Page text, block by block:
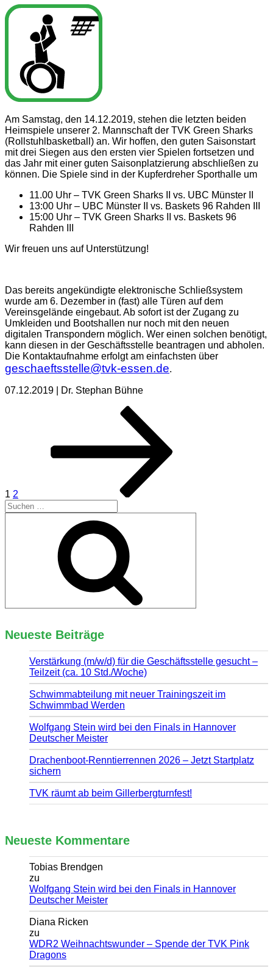
Am Samstag, den 14.12.2019, stehen die letzten beiden
Heimspiele unserer 2. Mannschaft der TVK Green Sharks
(Rollstuhlbasketball) an. Wir hoffen, den guten Saisonstart
mit drei Siegen aus den ersten vier Spielen fortsetzen und
das Jahr mit einer guten Saisonplatzierung abschließen zu
können. Die Spiele sind in der Kupferdreher Sporthalle um
11.00 Uhr – TVK Green Sharks II vs. UBC Münster II
13:00 Uhr – UBC Münster II vs. Baskets 96 Rahden III
15:00 Uhr – TVK Green Sharks II vs. Baskets 96
Rahden III
Wir freuen uns auf Unterstützung!
Das bereits angekündigte elektronische Schließsystem
wurde am 6. Dezember in (fast) alle Türen auf dem
Vereinsgelände eingebaut. Ab sofort ist der Zugang zu
Umkleiden und Bootshallen nur noch mit den neuen
digitalen Transpondern möglich. Wer einen solchen benötigt,
kann diesen in der Geschäftsstelle beantragen und abholen.
Die Kontaktaufnahme erfolgt am einfachsten über
geschaeftsstelle@tvk-essen.de.
07.12.2019 | Dr. Stephan Bühne
Seitennummerierung
1 2
Suchen
nach:
Neueste Beiträge
Verstärkung (m/w/d) für die Geschäftsstelle gesucht –
Teilzeit (ca. 10 Std./Woche)
Schwimmabteilung mit neuer Trainingszeit im
Schwimmbad Werden
Wolfgang Stein wird bei den Finals in Hannover
Deutscher Meister
Drachenboot-Renntierrennen 2026 – Jetzt Startplatz
sichern
TVK räumt ab beim Gillerbergturnfest!
Neueste Kommentare
Tobias Brendgen
zu
Wolfgang Stein wird bei den Finals in Hannover
Deutscher Meister
Diana Ricken
zu
WDR2 Weihnachtswunder – Spende der TVK Pink
Dragons